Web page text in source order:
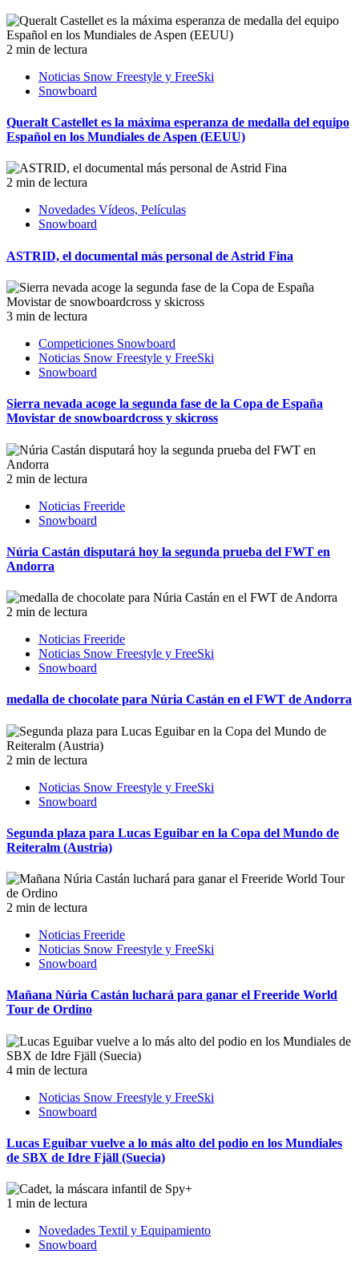
2 min de lectura
Noticias Snow Freestyle y FreeSki
Snowboard
Queralt Castellet es la máxima esperanza de medalla del equipo
Español en los Mundiales de Aspen (EEUU)
2 min de lectura
Novedades Vídeos, Películas
Snowboard
ASTRID, el documental más personal de Astrid Fina
3 min de lectura
Competiciones Snowboard
Noticias Snow Freestyle y FreeSki
Snowboard
Sierra nevada acoge la segunda fase de la Copa de España
Movistar de snowboardcross y skicross
2 min de lectura
Noticias Freeride
Snowboard
Núria Castán disputará hoy la segunda prueba del FWT en
Andorra
2 min de lectura
Noticias Freeride
Noticias Snow Freestyle y FreeSki
Snowboard
medalla de chocolate para Núria Castán en el FWT de Andorra
2 min de lectura
Noticias Snow Freestyle y FreeSki
Snowboard
Segunda plaza para Lucas Eguibar en la Copa del Mundo de
Reiteralm (Austria)
2 min de lectura
Noticias Freeride
Noticias Snow Freestyle y FreeSki
Snowboard
Mañana Núria Castán luchará para ganar el Freeride World
Tour de Ordino
4 min de lectura
Noticias Snow Freestyle y FreeSki
Snowboard
Lucas Eguibar vuelve a lo más alto del podio en los Mundiales
de SBX de Idre Fjäll (Suecia)
1 min de lectura
Novedades Textil y Equipamiento
Snowboard